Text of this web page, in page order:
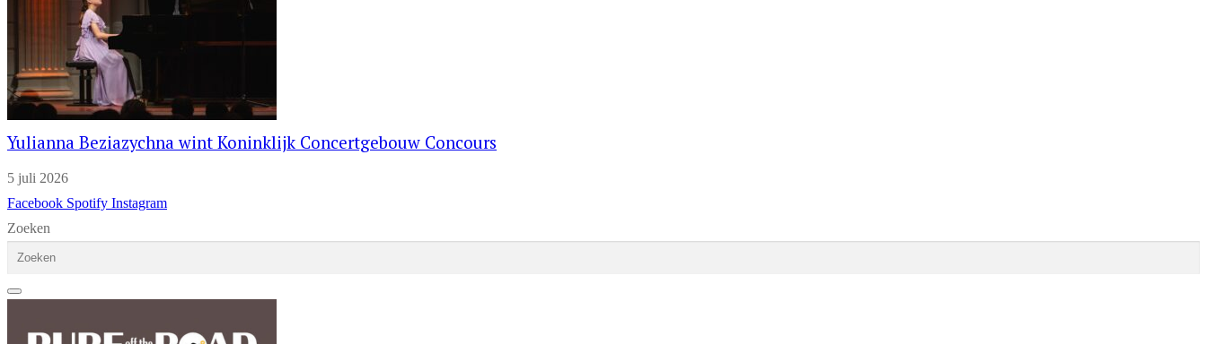
Yulianna Beziazychna wint Koninklijk Concertgebouw Concours
5 juli 2026
Facebook Spotify Instagram
Zoeken